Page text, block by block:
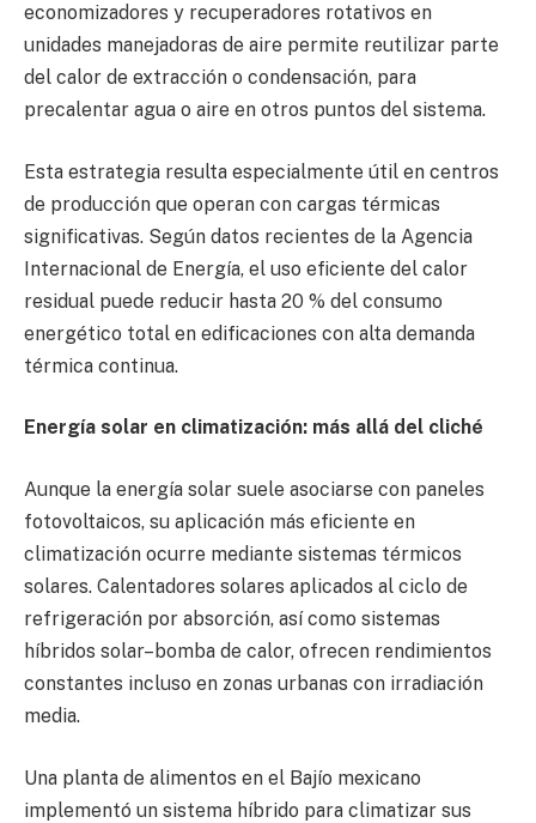
economizadores y recuperadores rotativos en
unidades manejadoras de aire permite reutilizar parte
del calor de extracción o condensación, para
precalentar agua o aire en otros puntos del sistema.
Esta estrategia resulta especialmente útil en centros
de producción que operan con cargas térmicas
significativas. Según datos recientes de la Agencia
Internacional de Energía, el uso eficiente del calor
residual puede reducir hasta 20 % del consumo
energético total en edificaciones con alta demanda
térmica continua.
Energía solar en climatización: más allá del cliché
Aunque la energía solar suele asociarse con paneles
fotovoltaicos, su aplicación más eficiente en
climatización ocurre mediante sistemas térmicos
solares. Calentadores solares aplicados al ciclo de
refrigeración por absorción, así como sistemas
híbridos solar–bomba de calor, ofrecen rendimientos
constantes incluso en zonas urbanas con irradiación
media.
Una planta de alimentos en el Bajío mexicano
implementó un sistema híbrido para climatizar sus